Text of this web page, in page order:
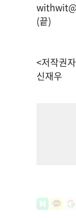
(끝)
<저작권
신재우